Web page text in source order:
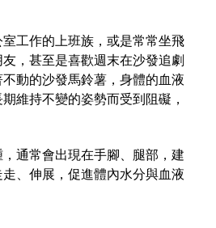
工作的上班族，或是常常坐飛
，甚至是喜歡週末在沙發追劇
動的沙發馬鈴薯，身體的血液
維持不變的姿勢而受到阻礙，
通常會出現在手腳、腿部，建
、伸展，促進體內水分與血液